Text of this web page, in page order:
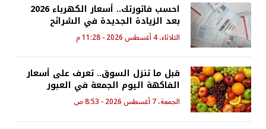
احسب فاتورتك.. أسعار الكهرباء 2026
بعد الزيادة الجديدة في الشرائح
الثلاثاء، 4 أغسطس 2026 - 11:28 م
قبل ما تنزل السوق.. تعرف على أسعار
الفاكهة اليوم الجمعة في العبور
الجمعة، 7 أغسطس 2026 - 8:53 ص